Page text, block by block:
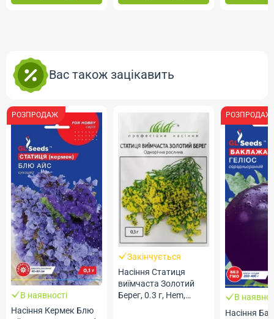
Вас також зацікавить
РОЗПРОДАЖ
В наявності
Насіння Кермек Блю
Закінчується
Насіння Статиця
виїмчаста Золотий
Берег, 0.3 г, Hem,
РОЗПРОДАЖ
В
Насіння